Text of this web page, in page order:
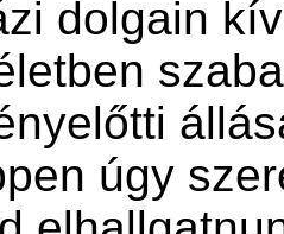
dolgain
úgy